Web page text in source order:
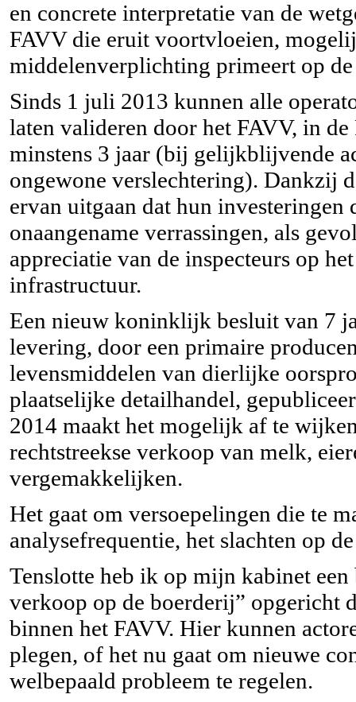
en concrete interpretatie van de
FAVV die eruit voortvloeien,
middelenverplichting primeert op
Sinds 1 juli 2013 kunnen alle
laten valideren door het FAVV, in
minstens 3 jaar (bij gelijkblijvende
ongewone verslechtering). Dankzij
ervan uitgaan dat hun
onaangename verrassingen, als
appreciatie van de inspecteurs op
infrastructuur.
Een nieuw koninklijk besluit van 7
levering, door een primaire
levensmiddelen van dierlijke
plaatselijke detailhandel,
2014 maakt het mogelijk af te
rechtstreekse verkoop van melk,
vergemakkelijken.
Het gaat om versoepelingen die te
analysefrequentie, het slachten op
Tenslotte heb ik op mijn kabinet
verkoop op de boerderij” opgericht
binnen het FAVV. Hier kunnen
plegen, of het nu gaat om nieuwe
welbepaald probleem te regelen.